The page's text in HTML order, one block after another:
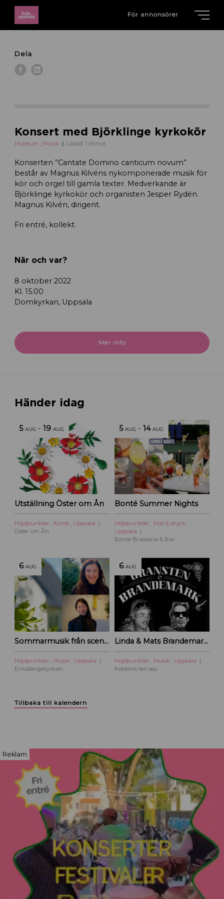
För annonsörer
Dela
Konsert med Björklinge kyrkokör
Museum , Musik Lästid: 1 minut
Konserten ”Cantate Domino canticum novum”
består av Magnus Kilvéns nykomponerade musik för
kör och orgel till gamla texter. Medverkande är
Björklinge kyrkokör och organisten Jesper Rydén.
Magnus Kilvén, dirigent.
Fri entré, kollekt.
När och var?
8 oktober 2022
Kl. 15.00
Domkyrkan, Uppsala
Mer info
Händer idag
5 AUG -19 AUG
Utställning Öster om Ån
Höjdpunkter , Konst , Uppsala
Öster om Ån
5 AUG -14 AUG
Bonté Summer Nights
Höjdpunkter , Mat & dryck ,
Uppsala
Bonté Brasserie & Bar
6 AUG
Sommarmusik från scen och film
Höjdpunkter , Musik , Uppsala
Eriksbergskyrkan
6 AUG
Linda & Mats Brandemark & Marc Gransten
Höjdpunkter , Musik , Uppsala
Katalins terrass
Tillbaka till kalendern
Reklam